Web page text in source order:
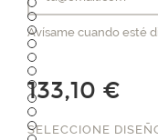
Avísame cuando esté
133,10 €
SELECCIONE